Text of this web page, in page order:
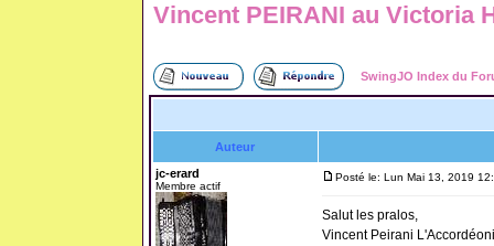
Vincent PEIRANI au Victoria
SwingJO Index du
Auteur
jc-erard
Membre actif
Posté le: Lun Mai 13, 2019
Salut les pralos,
Vincent Peirani